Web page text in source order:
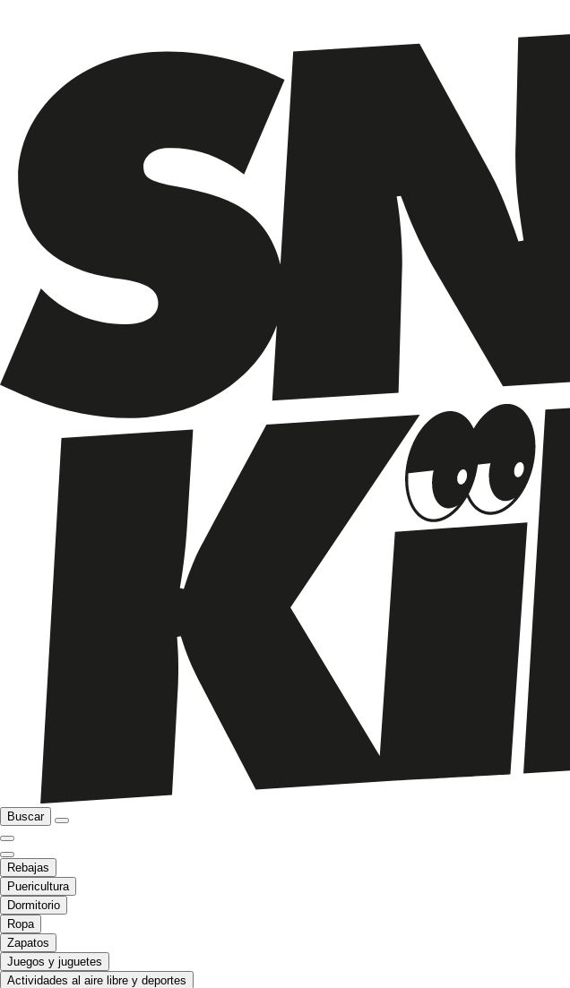
Buscar
Rebajas
Puericultura
Dormitorio
Ropa
Zapatos
Juegos y juguetes
Actividades al aire libre y deportes